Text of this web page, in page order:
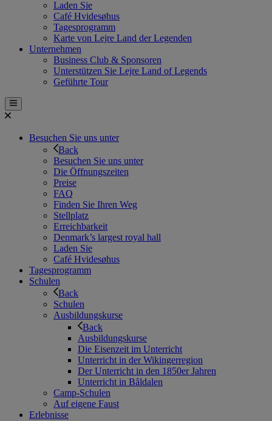
Laden Sie
Café Hvidesøhus
Tagesprogramm
Karte von Lejre Land der Legenden
Unternehmen
Business Club & Sponsoren
Unterstützen Sie Lejre Land of Legends
Geführte Tour
Besuchen Sie uns unter
Back
Besuchen Sie uns unter
Die Öffnungszeiten
Preise
FAQ
Finden Sie Ihren Weg
Stellplatz
Erreichbarkeit
Denmark’s largest royal hall
Laden Sie
Café Hvidesøhus
Tagesprogramm
Schulen
Back
Schulen
Ausbildungskurse
Back
Ausbildungskurse
Die Eisenzeit im Unterricht
Unterricht in der Wikingerregion
Der Unterricht in den 1850er Jahren
Unterricht in Båldalen
Camp-Schulen
Auf eigene Faust
Erlebnisse